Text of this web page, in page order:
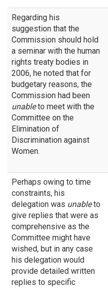
Regarding his
suggestion that the
Commission should hold
a seminar with the human
rights treaty bodies in
2006, he noted that for
budgetary reasons, the
Commission had been
unableto meet with the
Committee on the
Elimination of
Discrimination against
Women.
Perhaps owing to time
constraints, his
delegation was unableto
give replies that were as
comprehensive as the
Committee might have
wished, but in any case
his delegation would
provide detailed written
replies to specific